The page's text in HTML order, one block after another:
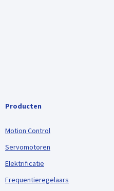
Producten
Motion Control
Servomotoren
Elektrificatie
Frequentieregelaars